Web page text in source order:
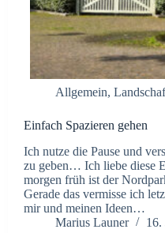
Allgemein,
Einfach Spazieren gehen
Ich nutze die Pause und
zu geben… Ich liebe diese
morgen früh ist der
Gerade das vermisse ich
mir und meinen Ideen…
Marius Launer
16.